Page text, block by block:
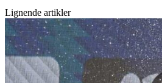
Lignende artikler